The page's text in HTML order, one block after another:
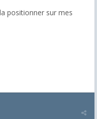
positionner sur mes